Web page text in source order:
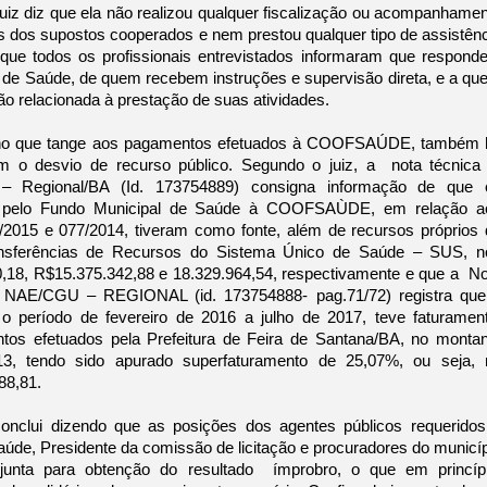
diz que ela não realizou qualquer fiscalização ou
dos supostos cooperados e nem prestou qualquer tipo de
todos os profissionais entrevistados informaram que
Saúde, de quem recebem instruções e supervisão direta, e a
relacionada à prestação de suas atividades.
que tange aos pagamentos efetuados à COOFSAÚDE, também
o desvio de recurso público. Segundo o juiz, a  nota técnica
Regional/BA (Id. 173754889) consigna informação de que
Fundo Municipal de Saúde à COOFSAÙDE, em relação
e 077/2014, tiveram como fonte, além de recursos próprios
de Recursos do Sistema Único de Saúde – SUS,
R$15.375.342,88 e 18.329.964,54, respectivamente e que a
CGU – REGIONAL (id. 173754888- pag.71/72) registra
período de fevereiro de 2016 a julho de 2017, teve
efetuados pela Prefeitura de Feira de Santana/BA, no
tendo sido apurado superfaturamento de 25,07%, ou seja,
dizendo que as posições dos agentes públicos
Presidente da comissão de licitação e procuradores do
para obtenção do resultado  ímprobro, o que em